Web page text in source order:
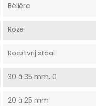
Bélière
Roze
Roestvrij staal
30 à 35 mm, 0
20 à 25 mm